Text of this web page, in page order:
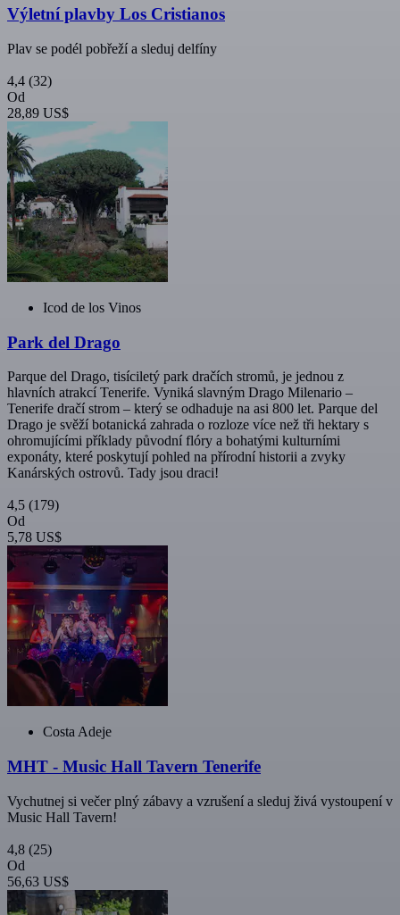
Výletní plavby Los Cristianos
Plav se podél pobřeží a sleduj delfíny
4,4 (32)
Od
28,89 US$
Icod de los Vinos
Park del Drago
Parque del Drago, tisíciletý park dračích stromů, je jednou z
hlavních atrakcí Tenerife. Vyniká slavným Drago Milenario –
Tenerife dračí strom – který se odhaduje na asi 800 let. Parque del
Drago je svěží botanická zahrada o rozloze více než tři hektary s
ohromujícími příklady původní flóry a bohatými kulturními
exponáty, které poskytují pohled na přírodní historii a zvyky
Kanárských ostrovů. Tady jsou draci!
4,5 (179)
Od
5,78 US$
Costa Adeje
MHT - Music Hall Tavern Tenerife
Vychutnej si večer plný zábavy a vzrušení a sleduj živá vystoupení v
Music Hall Tavern!
4,8 (25)
Od
56,63 US$